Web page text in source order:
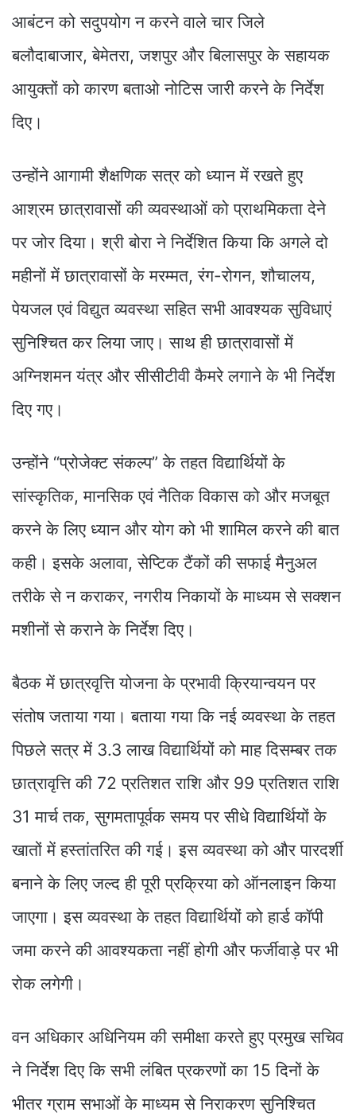
आबंटन को सदुपयोग न करने वाले चार जिले
बलौदाबाजार, बेमेतरा, जशपुर और बिलासपुर के सहायक
आयुक्तों को कारण बताओ नोटिस जारी करने के निर्देश
दिए।
उन्होंने आगामी शैक्षणिक सत्र को ध्यान में रखते हुए
आश्रम छात्रावासों की व्यवस्थाओं को प्राथमिकता देने
पर जोर दिया। श्री बोरा ने निर्देशित किया कि अगले दो
महीनों में छात्रावासों के मरम्मत, रंग-रोगन, शौचालय,
पेयजल एवं विद्युत व्यवस्था सहित सभी आवश्यक सुविधाएं
सुनिश्चित कर लिया जाए। साथ ही छात्रावासों में
अग्निशमन यंत्र और सीसीटीवी कैमरे लगाने के भी निर्देश
दिए गए।
उन्होंने “प्रोजेक्ट संकल्प” के तहत विद्यार्थियों के
सांस्कृतिक, मानसिक एवं नैतिक विकास को और मजबूत
करने के लिए ध्यान और योग को भी शामिल करने की बात
कही। इसके अलावा, सेप्टिक टैंकों की सफाई मैनुअल
तरीके से न कराकर, नगरीय निकायों के माध्यम से सक्शन
मशीनों से कराने के निर्देश दिए।
बैठक में छात्रवृत्ति योजना के प्रभावी क्रियान्वयन पर
संतोष जताया गया। बताया गया कि नई व्यवस्था के तहत
पिछले सत्र में 3.3 लाख विद्यार्थियों को माह दिसम्बर तक
छात्रावृत्ति की 72 प्रतिशत राशि और 99 प्रतिशत राशि
31 मार्च तक, सुगमतापूर्वक समय पर सीधे विद्यार्थियों के
खातों में हस्तांतरित की गई। इस व्यवस्था को और पारदर्शी
बनाने के लिए जल्द ही पूरी प्रक्रिया को ऑनलाइन किया
जाएगा। इस व्यवस्था के तहत विद्यार्थियों को हार्ड कॉपी
जमा करने की आवश्यकता नहीं होगी और फर्जीवाड़े पर भी
रोक लगेगी।
वन अधिकार अधिनियम की समीक्षा करते हुए प्रमुख सचिव
ने निर्देश दिए कि सभी लंबित प्रकरणों का 15 दिनों के
भीतर ग्राम सभाओं के माध्यम से निराकरण सुनिश्चित